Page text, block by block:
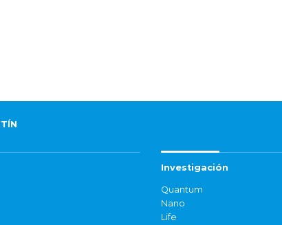
Investigación
Quantum
Nano
Life